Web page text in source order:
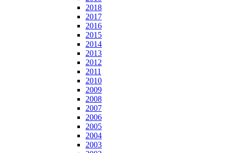
2018
2017
2016
2015
2014
2013
2012
2011
2010
2009
2008
2007
2006
2005
2004
2003